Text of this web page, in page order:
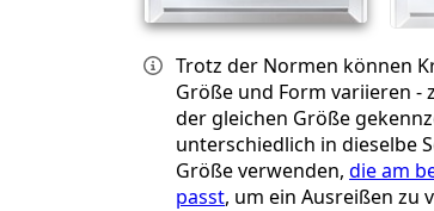
Trotz der Normen können
Größe und Form variieren -
der gleichen Größe
unterschiedlich in dieselbe
Größe verwenden, die am
passt, um ein Ausreißen zu